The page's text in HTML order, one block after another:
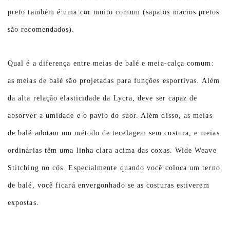
preto também é uma cor muito comum (sapatos macios pretos
são recomendados).
Qual é a diferença entre meias de balé e meia-calça comum:
as meias de balé são projetadas para funções esportivas. Além
da alta relação elasticidade da Lycra, deve ser capaz de
absorver a umidade e o pavio do suor. Além disso, as meias
de balé adotam um método de tecelagem sem costura, e meias
ordinárias têm uma linha clara acima das coxas. Wide Weave
Stitching no cós. Especialmente quando você coloca um terno
de balé, você ficará envergonhado se as costuras estiverem
expostas.